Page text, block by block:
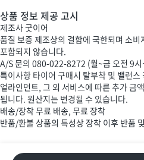
상품 정보 제공 고시
제조사굿이어
품질 보증 제조상의 결함에 국한되며 소
포함되지 않습니다.
A/S 문의 080-022-8272 (월~금 오전 9시
특이사항 타이어 구매시 탈부착 및 밸런
얼라인먼트, 그 외 서비스에 따른 추가 금
됩니다. 원산지는 변경될 수 있습니다.
배송/장착무료 배송, 무료 장착
반품/환불 상품의 특성상 장착 이후 반품